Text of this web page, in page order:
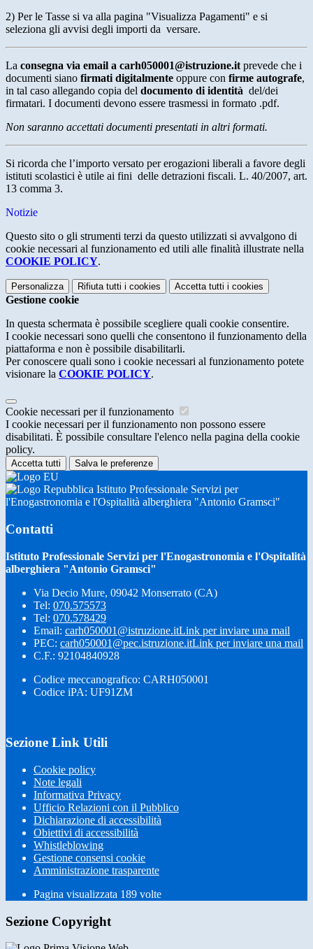
2) Per le Tasse si va alla pagina "Visualizza Pagamenti" e si
seleziona gli avvisi degli importi da versare.
La consegna via email a carh050001@istruzione.it prevede che i
documenti siano firmati digitalmente oppure con firme autografe,
in tal caso allegando copia del documento di identità del/dei
firmatari. I documenti devono essere trasmessi in formato .pdf.
Non saranno accettati documenti presentati in altri formati.
Si ricorda che l’importo versato per erogazioni liberali a favore degli
istituti scolastici è utile ai fini delle detrazioni fiscali. L. 40/2007, art.
13 comma 3.
Notizie
Questo sito o gli strumenti terzi da questo utilizzati si avvalgono di
cookie necessari al funzionamento ed utili alle finalità illustrate nella
COOKIE POLICY.
Personalizza Rifiuta tutti i cookies Accetta tutti i cookies
Gestione cookie
In questa schermata è possibile scegliere quali cookie consentire.
I cookie necessari sono quelli che consentono il funzionamento della
piattaforma e non è possibile disabilitarli.
Per conoscere quali sono i cookie necessari al funzionamento potete
visionare la COOKIE POLICY.
Cookie necessari per il funzionamento
I cookie necessari per il funzionamento non possono essere
disabilitati. È possibile consultare l'elenco nella pagina della cookie
policy.
Accetta tutti Salva le preferenze
Istituto Professionale Servizi per
l'Enogastronomia e l'Ospitalità alberghiera "Antonio Gramsci"
Contatti
Istituto Professionale Servizi per l'Enogastronomia e l'Ospitalità
alberghiera "Antonio Gramsci"
Via Decio Mure, 09042 Monserrato (CA)
Tel: 070.575573
Tel: 070.578429
Email: carh050001@istruzione.itLink per inviare una mail
PEC: carh050001@pec.istruzione.itLink per inviare una mail
C.F.: 92104840928
Codice meccanografico: CARH050001
Codice iPA: UF91ZM
Sezione Link Utili
Cookie policy
Note legali
Informativa Privacy
Ufficio Relazioni con il Pubblico
Dichiarazione di accessibilità
Obiettivi di accessibilità
Whistleblowing
Gestione consensi cookie
Amministrazione trasparente
Pagina visualizzata 189 volte
Sezione Copyright